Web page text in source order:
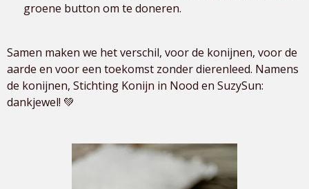
groene button om te doneren.
Samen maken we het verschil, voor de konijnen, voor de
aarde en voor een toekomst zonder dierenleed. Namens
de konijnen, Stichting Konijn in Nood en SuzySun:
dankjewel! 💚